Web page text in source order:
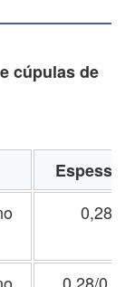
cúpulas de
0,28/